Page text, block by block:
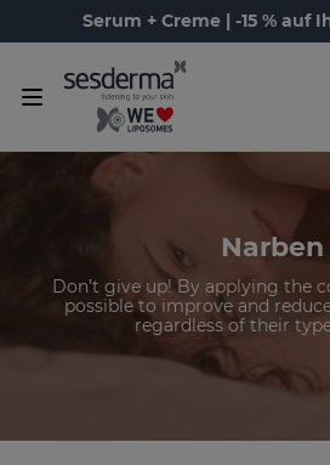
Serum + Creme | -15 % auf
Narben
Don’t give up! By applying the
possible to improve and
regardless of their